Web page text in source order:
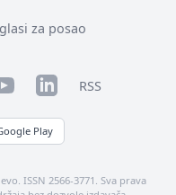
za posao
LinkedInRSS
Play
ISSN 2566-3771. Sva prava